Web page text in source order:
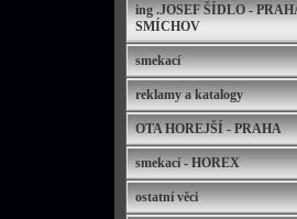
ing .JOSEF ŠÍDLO -
SMÍCHOV
smekací
reklamy a katalogy
OTA HOREJŠÍ - PRAHA
smekací - HOREX
ostatní věci